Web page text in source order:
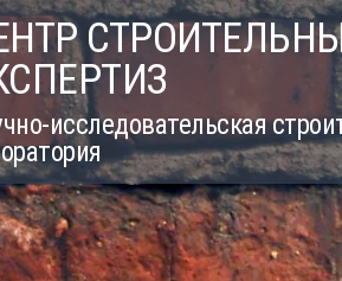
исследовательская